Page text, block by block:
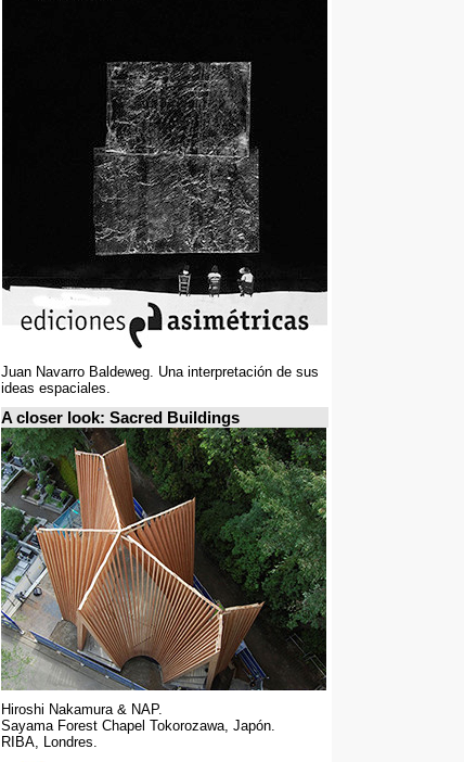
Juan Navarro Baldeweg. Una interpretación de sus
ideas espaciales.
A closer look: Sacred Buildings
Hiroshi Nakamura & NAP.
Sayama Forest Chapel Tokorozawa, Japón.
RIBA, Londres.